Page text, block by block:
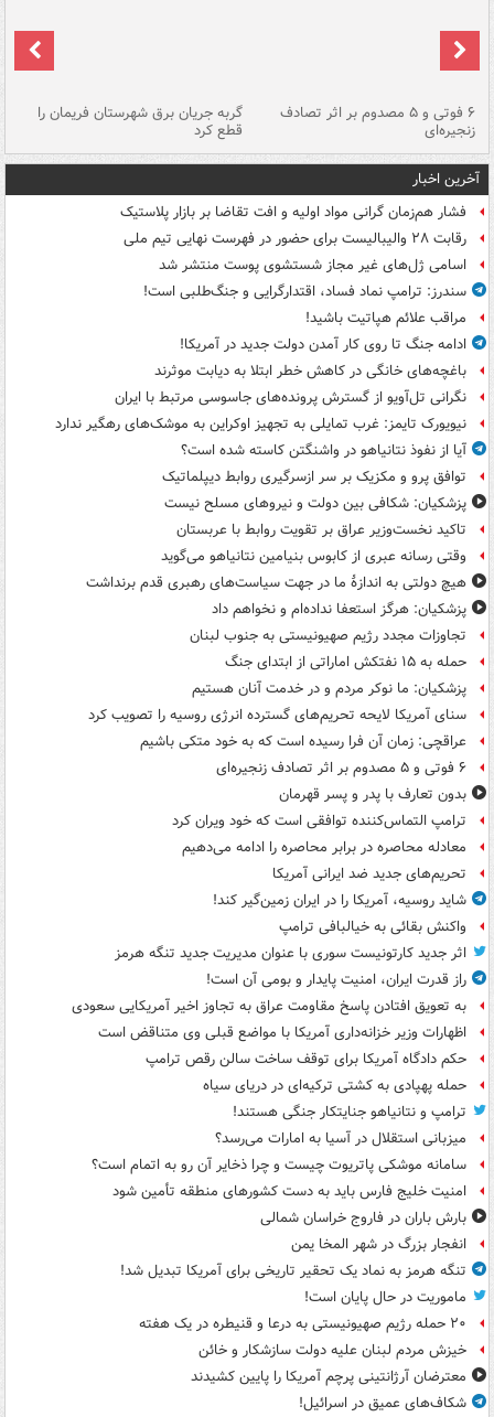
۶ فوتی و ۵ مصدوم بر اثر تصادف
زنجیره‌ای
گربه جریان برق شهرستان فریمان را
قطع کرد
آخرین اخبار
فشار هم‌زمان گرانی مواد اولیه و افت تقاضا بر بازار پلاستیک
رقابت ۲۸ والیبالیست برای حضور در فهرست نهایی تیم ملی
اسامی ژل‌های غیر مجاز شستشوی پوست منتشر شد
سندرز: ترامپ نماد فساد، اقتدارگرایی و جنگ‌طلبی است!
مراقب علائم هپاتیت باشید!
ادامه جنگ تا روی کار آمدن دولت جدید در آمریکا!
باغچه‌های خانگی در کاهش خطر ابتلا به دیابت موثرند
نگرانی تل‌آویو از گسترش پرونده‌های جاسوسی مرتبط با ایران
نیویورک تایمز: غرب تمایلی به تجهیز اوکراین به موشک‌های رهگیر ندارد
آیا از نفوذ نتانیاهو در واشنگتن کاسته شده است؟
توافق پرو و مکزیک بر سر ازسرگیری روابط دیپلماتیک
پزشکیان: شکافی بین دولت و نیروهای مسلح نیست
تاکید نخست‌وزیر عراق بر تقویت روابط با عربستان
وقتی رسانه عبری از کابوس بنیامین نتانیاهو می‌گوید
هیچ دولتی به اندازۀ ما در جهت سیاست‌های رهبری قدم برنداشت
پزشکیان: هرگز استعفا نداده‌ام و نخواهم داد
تجاوزات مجدد رژیم صهیونیستی به جنوب لبنان
حمله به ۱۵ نفتکش‌ اماراتی از ابتدای جنگ
پزشکیان: ما نوکر مردم و در خدمت آنان هستیم
سنای آمریکا لایحه تحریم‌های گسترده انرژی روسیه را تصویب کرد
عراقچی: زمان آن فرا رسیده است که به خود متکی باشیم
۶ فوتی و ۵ مصدوم بر اثر تصادف زنجیره‌ای
بدون تعارف با پدر و پسر قهرمان
ترامپ التماس‌کننده توافقی است که خود ویران کرد
معادله محاصره در برابر محاصره را ادامه می‌دهیم
تحریم‌های جدید ضد ایرانی آمریکا
شاید روسیه، آمریکا را در ایران زمین‌گیر کند!
واکنش بقائی به خیالبافی ترامپ
اثر جدید کارتونیست سوری با عنوان مدیریت جدید تنگه هرمز
راز قدرت ایران، امنیت پایدار و بومی آن است!
به تعویق افتادن پاسخ مقاومت عراق به تجاوز اخیر آمریکایی سعودی
اظهارات وزیر خزانه‌داری آمریکا با مواضع قبلی وی متناقض است
حکم دادگاه آمریکا برای توقف ساخت سالن رقص ترامپ
حمله پهپادی به کشتی ترکیه‌ای در دریای سیاه
ترامپ و نتانیاهو جنایتکار جنگی هستند!
میزبانی استقلال در آسیا به امارات می‌رسد؟
سامانه موشکی پاتریوت چیست و چرا ذخایر آن رو به اتمام است؟
امنیت خلیج فارس باید به دست کشورهای منطقه تأمین شود
بارش باران در فاروج خراسان شمالی
انفجار بزرگ در شهر المخا یمن
تنگه هرمز به نماد یک تحقیر تاریخی برای آمریکا تبدیل شد!
ماموریت در حال پایان است!
۲۰ حمله رژیم صهیونیستی به درعا و قنیطره در یک هفته
خیزش مردم لبنان علیه دولت سازشکار و خائن
معترضان آرژانتینی پرچم آمریکا را پایین کشیدند
شکاف‌های عمیق در اسرائیل!